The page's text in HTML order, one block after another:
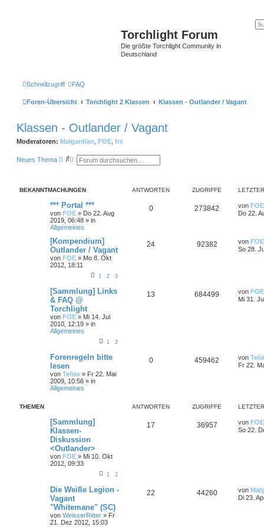
Torchlight Forum
Die größte Torchlight Community in
Deutschland
Schnellzugriff FAQ
Foren-Übersicht Torchlight 2 Klassen Klassen - Outlander / Vagant
Klassen - Outlander / Vagant
Moderatoren: Malgardian FOE frx
Neues Thema
S E
t
r
t
e
S
c
h
e
BEKANNTMACHUNGEN ANTWORTEN ZUGRIFFE
*** Portal ***
von FOE » Do 22. Aug
2019, 06:48 » in
Allgemeines
0 273842 von FOE
Do 22.
[Kompendium]
Outlander / Vagant
von FOE » Mo 8. Okt
2012, 18:11
1 2 3
24 92382 von FOE
So 28.
[Sammlung] Links
& FAQ @
Torchlight
von FOE » Mi 14. Jul
2010, 12:19 » in
Allgemeines
1 2
13 684499 von FOE
Mi 31.
Forenregeln bitte
lesen
von Telias » Fr 22. Mai
2009, 10:56 » in
Allgemeines
0 459462 von
Fr 22.
THEMEN ANTWORTEN ZUGRIFFE
[Sammlung]
Klassen-
Diskussion
<Outlander>
von FOE » Mi 10. Okt
2012, 09:33
1 2
17 36957 von FOE
So 22.
Die Weiße Legion -
Vagant
"Whitemane" (SC)
von WeisserRitter » Fr
21. Dez 2012, 15:03
22 44260 von
Di 23.